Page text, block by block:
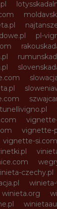
pl-
tunellivigno.pl
vignette-
vignette-si.com
czechy.pl
winieta.org